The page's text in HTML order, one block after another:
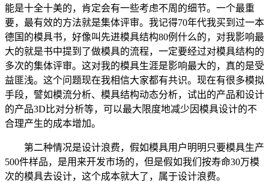
能是十全十美的，肯定会有一些考虑不周的细节。一个最重
要，最有效的方法就是集体评审。我记得70年代我买到过一本
德国的模具书，好像叫先进模具结构80例什么的，对我影响最
大的就是书中提到了做模具的流程，一定要经过对模具结构的
多次的集体评审。这对我的模具生涯是影响最大的，真的是受
益匪浅。这个问题现在我相信大家都有共识。现在有很多模拟
手段，譬如模流分析、模具结构动态分析，试出的产品和设计
的产品3D比对分析等，可以最大限度地减少因模具设计的不
合理产生的成本增加。
第二种情况是设计浪费，假如模具用户明明只要模具生产
500件样品，是用来开发市场的，但是假如我们按寿命30万模
次的模具去设计，这个成本就大了，属于设计浪费。